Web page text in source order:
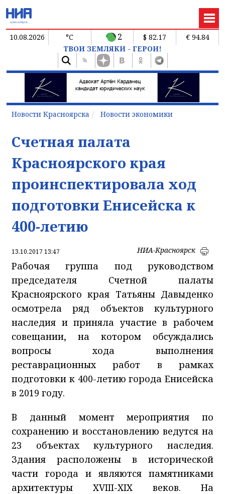
10.08.2026 °C 2 $ 82.17
€ 94.84
ТВОИ ЗЕМЛЯКИ - ГЕРОИ!
Новости Красноярска Новости экономики
Счетная палата
Красноярского края
проинспектировала ход
подготовки Енисейска к
400-летию
13.10.2017 13:47 НИА-Красноярск
Рабочая группа под руководством
председателя Счетной палаты
Красноярского края Татьяны Давыденко
осмотрела ряд объектов культурного
наследия и приняла участие в рабочем
совещании, на котором обсуждались
вопросы хода выполнения
реставрационных работ в рамках
подготовки к 400-летию города Енисейска
в 2019 году.
В данный момент мероприятия по
сохранению и восстановлению ведутся на
23 объектах культурного наследия.
Здания расположены в исторической
части города и являются памятниками
архитектуры XVIII-XIX веков. На